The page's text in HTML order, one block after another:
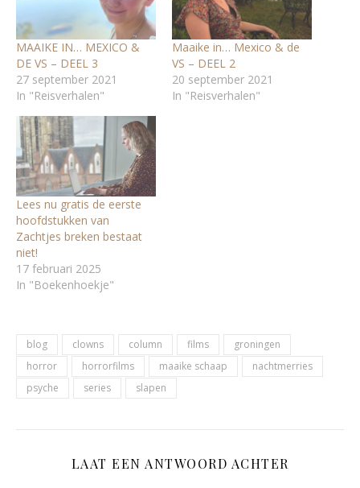
MAAIKE IN… MEXICO &
DE VS – DEEL 3
27 september 2021
In "Reisverhalen"
Maaike in… Mexico & de
VS – DEEL 2
20 september 2021
In "Reisverhalen"
Lees nu gratis de eerste
hoofdstukken van
Zachtjes breken bestaat
niet!
17 februari 2025
In "Boekenhoekje"
blog clowns column films
groningen
horror
horrorfilms maaike schaap
nachtmerries
psyche
series slapen
LAAT EEN ANTWOORD ACHTER